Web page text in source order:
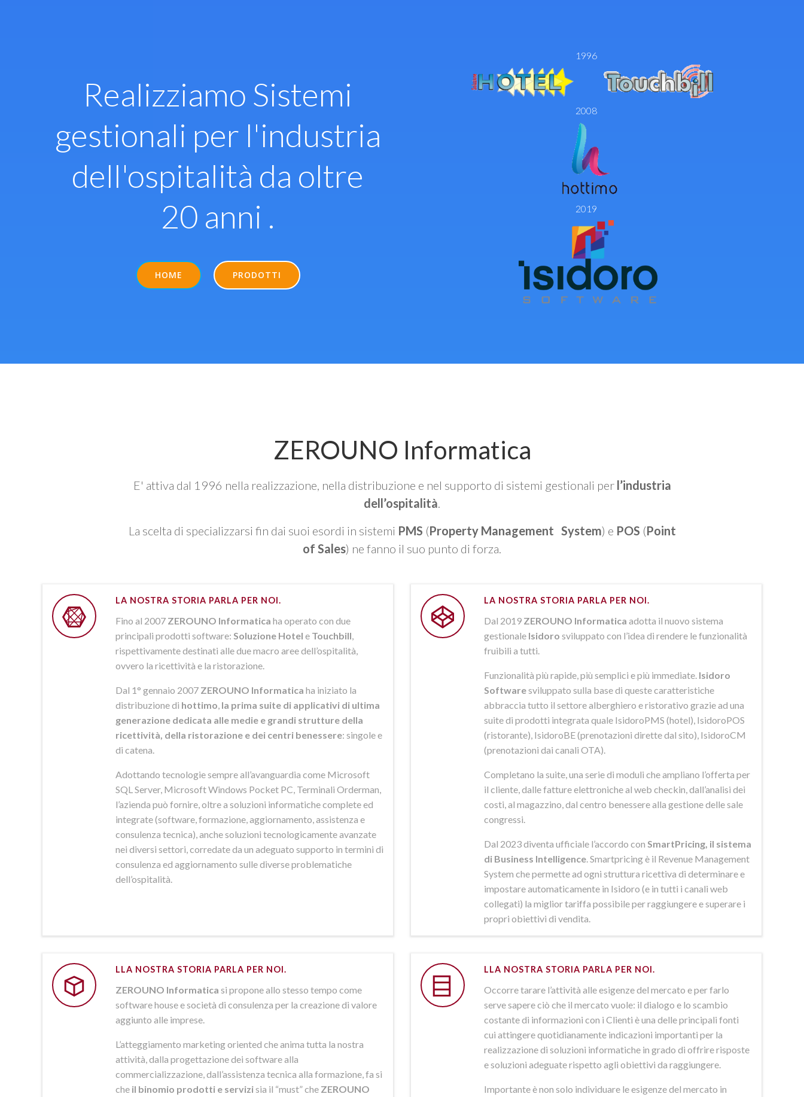
Realizziamo Sistemi
gestionali per l'industria
dell'ospitalità da oltre
20 anni .
HOME PRODOTTI
1996
2008
2019
ZEROUNO Informatica
E' attiva dal 1996 nella realizzazione, nella distribuzione e nel supporto di sistemi gestionali per l’industria
dell’ospitalità
La scelta di specializzarsi fin dai suoi esordi in sistemi PMS (Property Management System) e POS (Point
of Sales) ne fanno il suo punto di forza.
LA NOSTRA STORIA PARLA PER NOI.
Fino al 2007 ZEROUNO Informatica ha operato con due
principali prodotti software: Soluzione Hotel e Touchbill
rispettivamente destinati alle due macro aree dell’ospitalità,
ovvero la ricettività e la ristorazione.
Dal 1° gennaio 2007 ZEROUNO Informatica ha iniziato la
distribuzione di hottimo la prima suite di applicativi di ultima
generazione dedicata alle medie e grandi strutture della
ricettività, della ristorazione e dei centri benessere: singole e
di catena.
Adottando tecnologie sempre all’avanguardia come Microsoft
SQL Server, Microsoft Windows Pocket PC, Terminali Orderman,
l’azienda può fornire, oltre a soluzioni informatiche complete ed
integrate (software, formazione, aggiornamento, assistenza e
consulenza tecnica), anche soluzioni tecnologicamente avanzate
nei diversi settori, corredate da un adeguato supporto in termini di
consulenza ed aggiornamento sulle diverse problematiche
dell’ospitalità.
LA NOSTRA STORIA PARLA PER NOI.
Dal 2019 ZEROUNO Informatica adotta il nuovo sistema
gestionale Isidoro sviluppato con l’idea di rendere le funzionalità
fruibili a tutti.
Funzionalità più rapide, più semplici e più immediate. Isidoro
Softwaresviluppato sulla base di queste caratteristiche
abbraccia tutto il settore alberghiero e ristorativo grazie ad una
suite di prodotti integrata quale IsidoroPMS (hotel), IsidoroPOS
(ristorante), IsidoroBE (prenotazioni dirette dal sito), IsidoroCM
(prenotazioni dai canali OTA).
Completano la suite, una serie di moduli che ampliano l’offerta per
il cliente, dalle fatture elettroniche al web checkin, dall’analisi dei
costi, al magazzino, dal centro benessere alla gestione delle sale
congressi.
Dal 2023 diventa ufficiale l’accordo con SmartPricing, il sistema
di Business Intelligence . Smartpricing è il Revenue Management
System che permette ad ogni struttura ricettiva di determinare e
impostare automaticamente in Isidoro (e in tutti i canali web
collegati) la miglior tariffa possibile per raggiungere e superare i
propri obiettivi di vendita.
LLA NOSTRA STORIA PARLA PER NOI.
ZEROUNO Informatica si propone allo stesso tempo come
software house e società di consulenza per la creazione di valore
aggiunto alle imprese.
L’atteggiamento marketing oriented che anima tutta la nostra
attività, dalla progettazione dei software alla
commercializzazione, dall’assistenza tecnica alla formazione, fa si
che il binomio prodotti e servizisia il “must” che ZEROUNO
LLA NOSTRA STORIA PARLA PER NOI.
Occorre tarare l’attività alle esigenze del mercato e per farlo
serve sapere ciò che il mercato vuole: il dialogo e lo scambio
costante di informazioni con i Clienti è una delle principali fonti
cui attingere quotidianamente indicazioni importanti per la
realizzazione di soluzioni informatiche in grado di offrire risposte
e soluzioni adeguate rispetto agli obiettivi da raggiungere.
Importante è non solo individuare le esigenze del mercato in